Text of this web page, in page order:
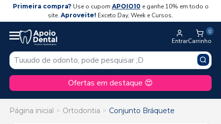
Primeira compra? Use o cupom APOIO10 e ganhe 10% em todo o
site. Aproveite! Exceto Day, Week e Cursos.
Entrar
0
Carrinho
Ofertas em destaque 😍
Página inicial Ortodontia Conjunto Bráquete